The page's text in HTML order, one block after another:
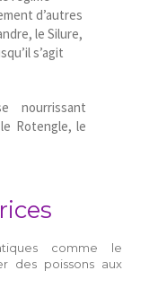
d’autres
le Silure,
s’agit
nourrissant
Rotengle, le
comme le
des poissons aux